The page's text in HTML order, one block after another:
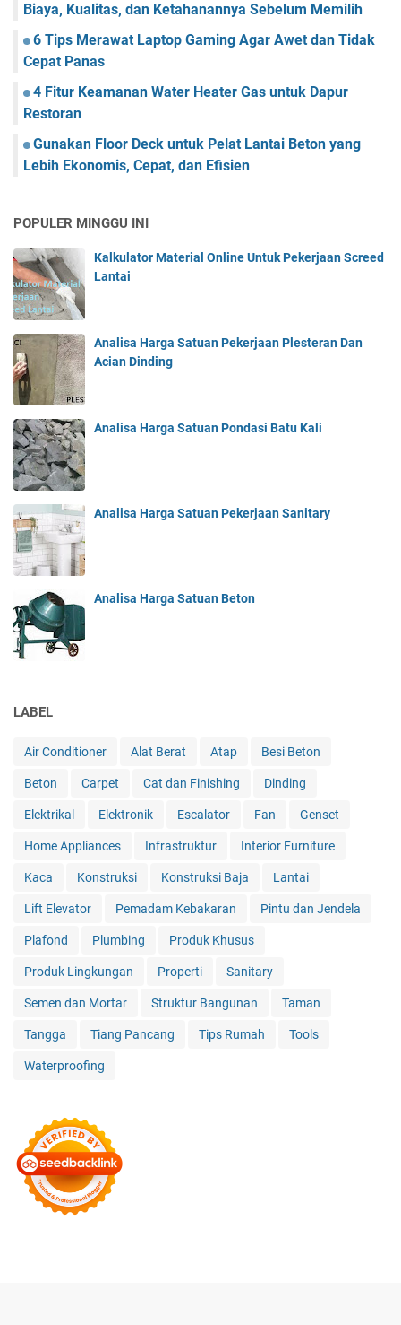
Biaya, Kualitas, dan Ketahanannya Sebelum Memilih
6 Tips Merawat Laptop Gaming Agar Awet dan Tidak
Cepat Panas
4 Fitur Keamanan Water Heater Gas untuk Dapur
Restoran
Gunakan Floor Deck untuk Pelat Lantai Beton yang
Lebih Ekonomis, Cepat, dan Efisien
POPULER MINGGU INI
Kalkulator Material Online Untuk Pekerjaan Screed
Lantai
Analisa Harga Satuan Pekerjaan Plesteran Dan
Acian Dinding
Analisa Harga Satuan Pondasi Batu Kali
Analisa Harga Satuan Pekerjaan Sanitary
Analisa Harga Satuan Beton
LABEL
Air Conditioner Alat Berat Atap Besi Beton
Beton Carpet Cat dan Finishing Dinding
Elektrikal Elektronik Escalator Fan Genset
Home Appliances Infrastruktur Interior Furniture
Kaca Konstruksi Konstruksi Baja Lantai
Lift Elevator Pemadam Kebakaran Pintu dan Jendela
Plafond Plumbing Produk Khusus
Produk Lingkungan Properti Sanitary
Semen dan Mortar Struktur Bangunan Taman
Tangga Tiang Pancang Tips Rumah Tools
Waterproofing